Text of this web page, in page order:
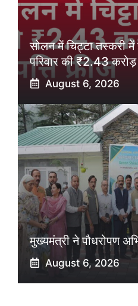
सोलन में चिट्टा तस्करी
परिवार की ₹2.43
August 6, 2026
मुख्यमंत्री ने पौधरोपण
August 6, 2026